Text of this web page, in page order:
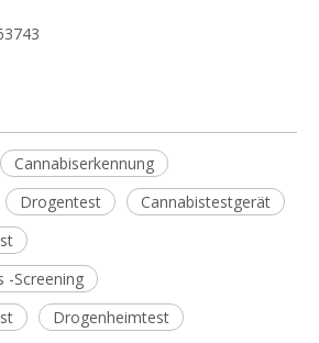
Cannabiserkennung
Drogentest
Cannabistestgerät
-Screening
Drogenheimtest